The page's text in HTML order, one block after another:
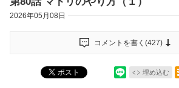
2026年05月08日
コメントを書く(427)
ポスト 埋め込む